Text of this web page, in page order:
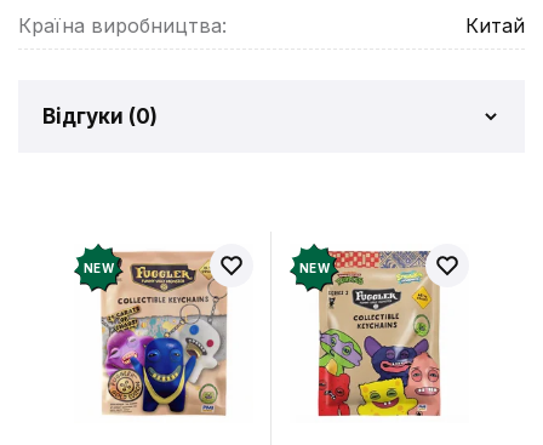
Країна виробництва: Китай
Відгуки (0)
Додайте відгук і отримайте 50 грн на свій
рахунок
Залишити відгук
NEW NEW